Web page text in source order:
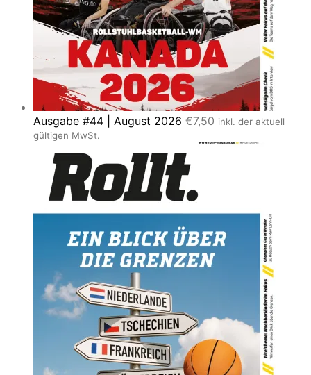
Ausgabe #44 | August 2026 €7,50 inkl. der aktuell
gültigen MwSt.